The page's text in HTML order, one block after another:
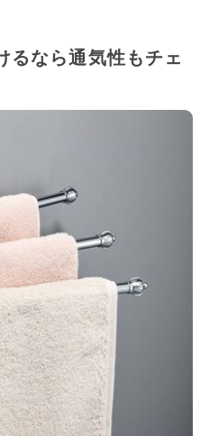
るなら通気性もチェ